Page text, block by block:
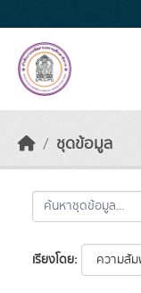
ชุดข้อมูล
เรียงโดย